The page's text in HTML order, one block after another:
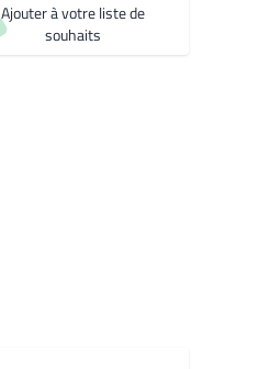
YW360F
Ajouter à votre liste de
souhaits